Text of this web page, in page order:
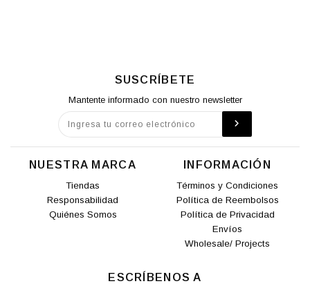
SUSCRÍBETE
Mantente informado con nuestro newsletter
NUESTRA MARCA
Tiendas
Responsabilidad
Quiénes Somos
INFORMACIÓN
Términos y Condiciones
Política de Reembolsos
Política de Privacidad
Envíos
Wholesale/ Projects
ESCRÍBENOS A